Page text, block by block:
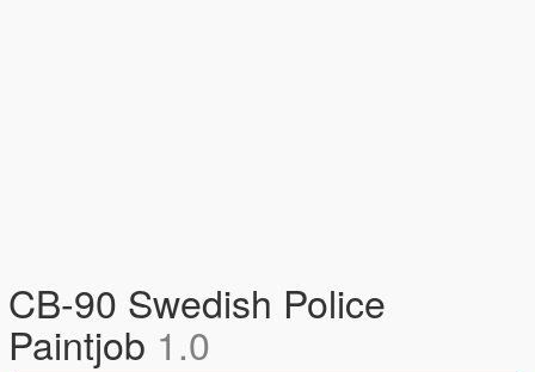
CB-90 Swedish Police
Paintjob 1.0